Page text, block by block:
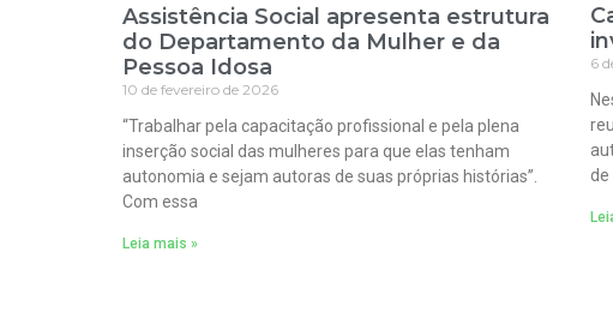
Assistência Social apresenta estrutura
do Departamento da Mulher e da
Pessoa Idosa
10 de fevereiro de 2026
“Trabalhar pela capacitação profissional e pela plena
inserção social das mulheres para que elas tenham
autonomia e sejam autoras de suas próprias histórias”.
Com essa
Leia mais »
6
de